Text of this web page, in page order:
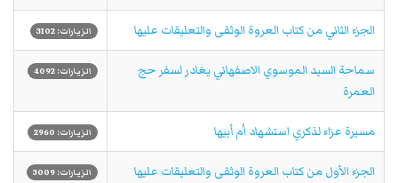
الجزء الثاني من كتاب العروة الوثقی والتعليقات عليها الزيارات: 3102
سماحة السيد الموسوي الاصفهاني يغادر لسفر حج
العمرة
الزيارات: 4092
مسيرة عزاء لذكري استشهاد اُم أبيها الزيارات: 2960
الجزء الأول من كتاب العروة الوثقی والتعليقات عليها
الزيارات: 3009